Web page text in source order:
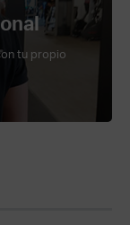
tu propio